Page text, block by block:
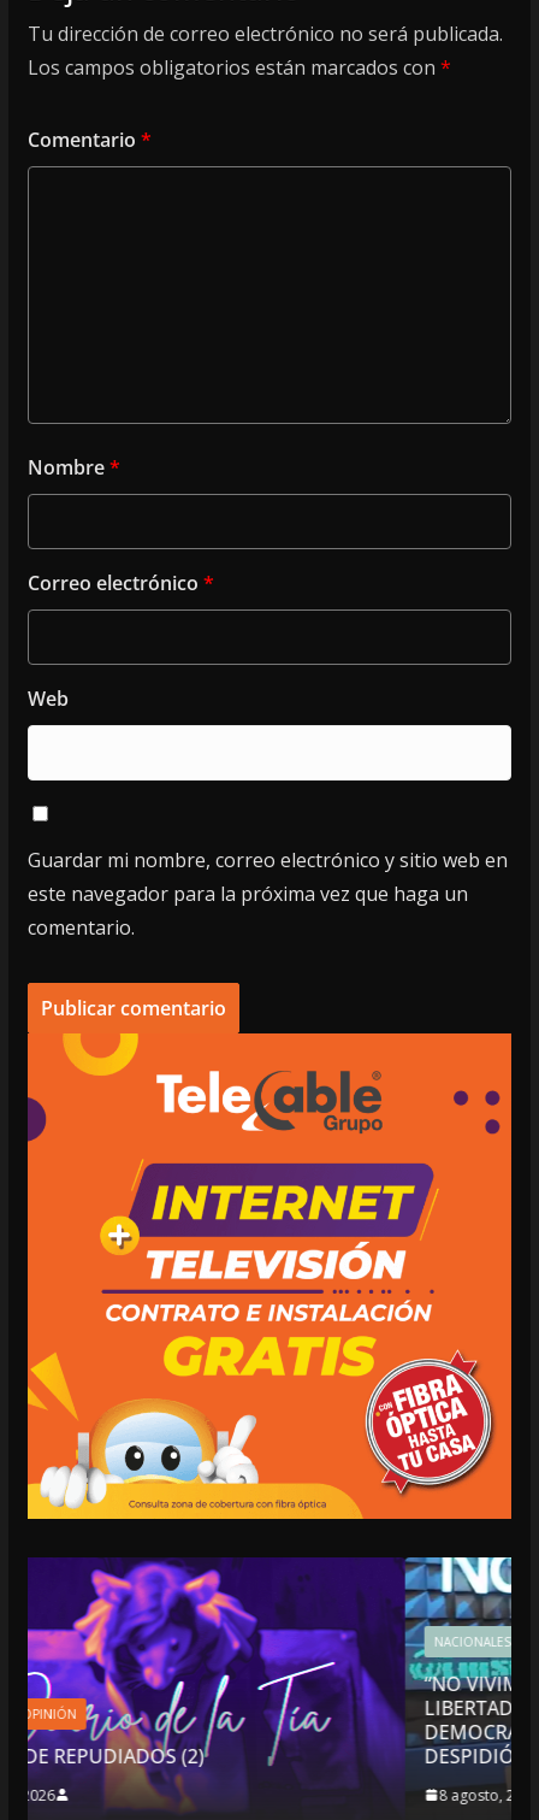
Tu dirección de correo electrónico no será publicada.
Los campos obligatorios están marcados con *
Comentario *
Nombre*
Correo electrónico *
Web
Guardar mi nombre, correo electrónico y sitio web en
este navegador para la próxima vez que haga un
comentario.
NACIONALES OPINIÓN
“NO VIVIMOS BUENOS TIEMPOS PARA LA
LIBERTAD DE EXPRESIÓN NI PARA LA
DEMOCRACIA EN MÉXICO”: LUIS
DESPIDIÓ DE MVS
8 agosto, 2026